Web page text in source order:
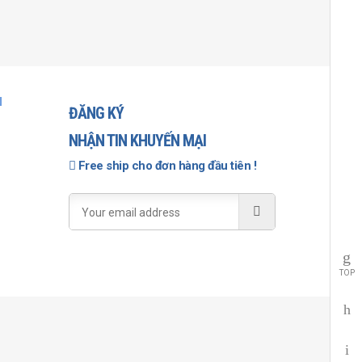
TOP
ĐĂNG KÝ
NHẬN TIN KHUYẾN MẠI
Free ship cho đơn hàng đầu tiên !